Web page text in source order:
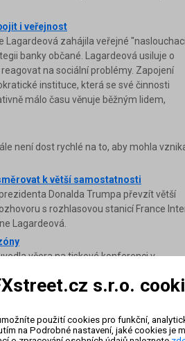
i veřejnost
Lagardeová zahájila veřejné
banky občané. Lagardeová usiluje o
na sociální problémy. Zapojení
instituce, která se své činnosti
málo času věnuje běžným lidem,
není dost rychlé na to, aby mohla
k větší samostatnosti
Donalda Trumpa převzít větší
s rozhlasovou stanicí France
Lagardeová.
včera na tiskové konferenci v
Christine Lagardeová. Na prvním
v mezinárodním obchodu.
může poškodit světovou ekonomiku
americké centrální banky (Fed) nebo
jak americkou tak světovou
s.r.o.
použití cookies pro funkční,
na Podrobné nastavení, jaké cookies je